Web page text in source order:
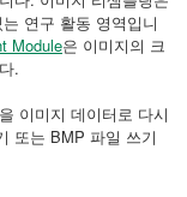
연구 활동 영역입니
Module은 이미지의 크
.
이미지 데이터로 다시
또는 BMP 파일 쓰기